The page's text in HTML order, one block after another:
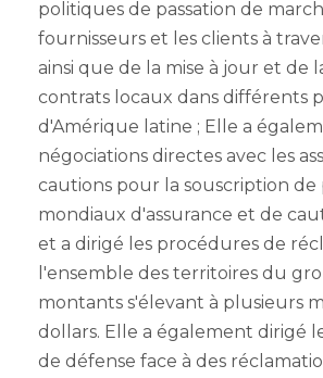
politiques de passation de
fournisseurs et les clients à
ainsi que de la mise à jour et de
contrats locaux dans différents
d'Amérique latine ; Elle a
négociations directes avec les
cautions pour la souscription de
mondiaux d'assurance et de
et a dirigé les procédures de
l'ensemble des territoires du
montants s'élevant à plusieurs
dollars. Elle a également dirigé
de défense face à des